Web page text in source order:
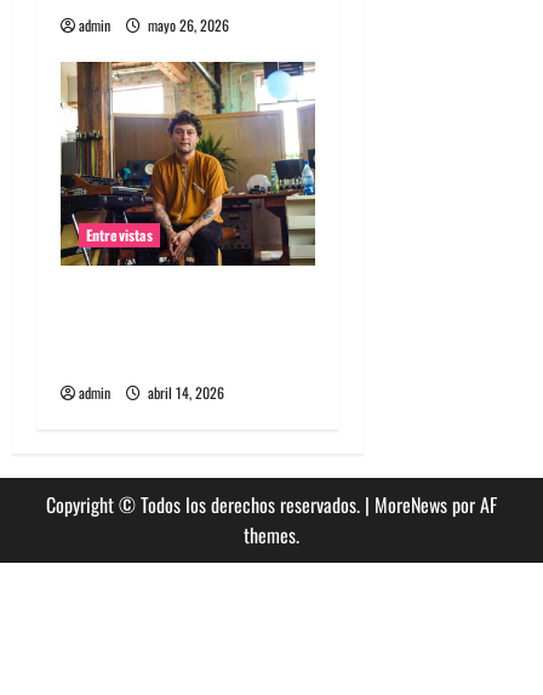
a
s
admin mayo 26, 2026
Entrevistas
admin abril 14, 2026
Copyright © Todos los derechos reservados. | MoreNewspor AF
themes.